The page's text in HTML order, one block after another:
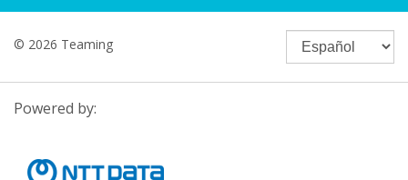
© 2026 Teaming
Powered by: